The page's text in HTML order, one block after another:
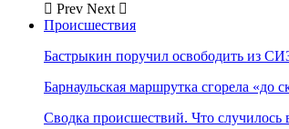
Prev Next
Происшествия
Бастрыкин поручил освободить из
Барнаульская маршрутка сгорела «до
Сводка происшествий. Что случилось